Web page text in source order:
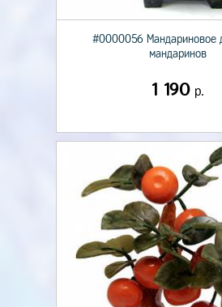
#0000056 Мандариновое
мандаринов
1 190р.